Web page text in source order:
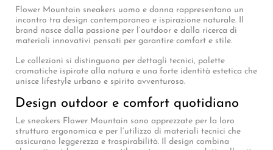
Flower Mountain sneakers uomo e donna rappresentano un
incontro tra design contemporaneo e ispirazione naturale. Il
brand nasce dalla passione per l’outdoor e dalla ricerca di
materiali innovativi pensati per garantire comfort e stile.
Le collezioni si distinguono per dettagli tecnici, palette
cromatiche ispirate alla natura e una forte identità estetica che
unisce lifestyle urbano e spirito avventuroso.
Design outdoor e comfort quotidiano
Le sneakers Flower Mountain sono apprezzate per la loro
struttura ergonomica e per l’utilizzo di materiali tecnici che
assicurano leggerezza e traspirabilità. Il design combina